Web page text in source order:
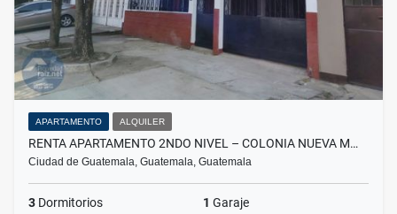
APARTAMENTO ALQUILER
RENTA APARTAMENTO 2NDO NIVEL – COLONIA NUEVA M…
Ciudad de Guatemala, Guatemala, Guatemala
3 Dormitorios 1 Garaje